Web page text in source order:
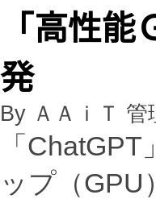
「高性
発
By ＡＡｉＴ 管
「
ップ（GPU